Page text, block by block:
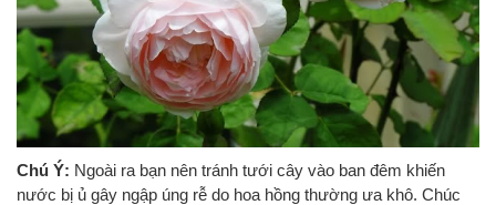
Chú Ý: Ngoài ra bạn nên tránh tưới cây vào ban đêm khiến
nước bị ủ gây ngập úng rễ do hoa hồng thường ưa khô. Chúc